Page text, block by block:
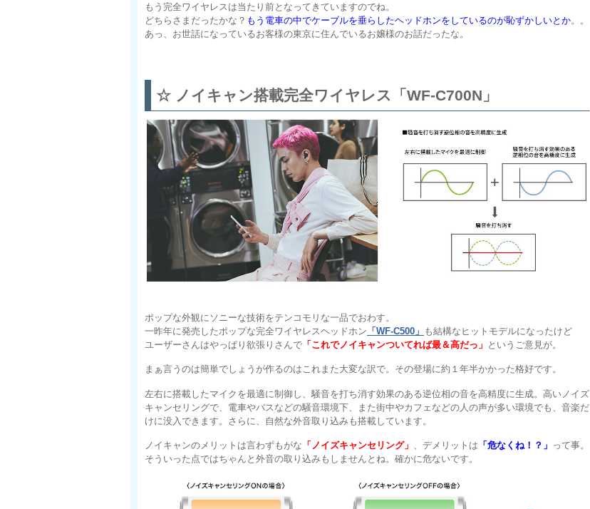
もう完全ワイヤレスは当たり前となってきていますのでね。
どちらさまだったかな？ もう電車の中でケーブルを垂らしたヘッドホンをしているのが恥ずかしいとか。。
あっ、お世話になっているお客様の東京に住んでいるお嬢様のお話だったな。
☆ ノイキャン搭載完全ワイヤレス「WF-C700N」
ポップな外観にソニーな技術をテンコモリな一品でおわす。
一昨年に発売したポップな完全ワイヤレスヘッドホン 「WF-C500」 も結構なヒットモデルになったけど
ユーザーさんはやっぱり欲張りさんで 「これでノイキャンついてれば最＆高だっ」 というご意見が。
まぁ言うのは簡単でしょうが作るのはこれまた大変な訳で。その登場に約１年半かかった格好です。
左右に搭載したマイクを最適に制御し、騒音を打ち消す効果のある逆位相の音を高精度に生成。高いノイズ
キャンセリングで、電車やバスなどの騒音環境下、また街中やカフェなどの人の声が多い環境でも、音楽だ
けに没入できます。さらに、自然な外音取り込みも搭載しています。
ノイキャンのメリットは言わずもがな 「ノイズキャンセリング」 、デメリットは 「危なくね！？」 って事。
そういった点ではちゃんと外音の取り込みもしませんとね。確かに危ないです。